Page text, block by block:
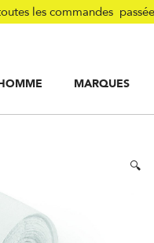
les commandes
MARQUES
🔍